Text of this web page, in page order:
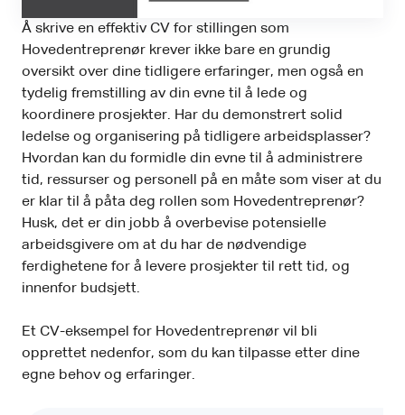
Å skrive en effektiv CV for stillingen som
Hovedentreprenør krever ikke bare en grundig
oversikt over dine tidligere erfaringer, men også en
tydelig fremstilling av din evne til å lede og
koordinere prosjekter. Har du demonstrert solid
ledelse og organisering på tidligere arbeidsplasser?
Hvordan kan du formidle din evne til å administrere
tid, ressurser og personell på en måte som viser at du
er klar til å påta deg rollen som Hovedentreprenør?
Husk, det er din jobb å overbevise potensielle
arbeidsgivere om at du har de nødvendige
ferdighetene for å levere prosjekter til rett tid, og
innenfor budsjett.
Et CV-eksempel for Hovedentreprenør vil bli
opprettet nedenfor, som du kan tilpasse etter dine
egne behov og erfaringer.